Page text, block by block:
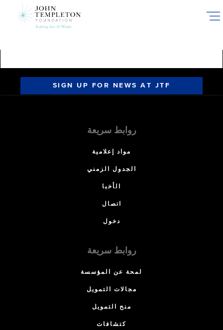
SIGN UP FOR NEWS AT JTF
روابط سريعة
مواد إعلامية
الجدول الزمني
الأخبا
اتصال
دخول
روابط سريعة
لمحة عن المؤسسة
مجالات التمويل
منح التمويل
كتشافات